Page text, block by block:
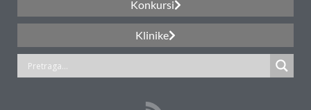
Konkursi
Klinike